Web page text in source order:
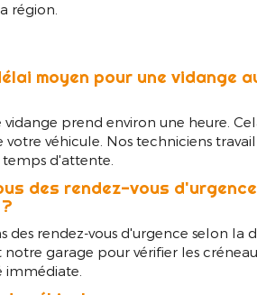
région.
moyen pour une vidange au
vidange prend environ une heure.
véhicule. Nos techniciens
d'attente.
des rendez-vous
des rendez-vous d'urgence selon la
garage pour vérifier les
immédiate.